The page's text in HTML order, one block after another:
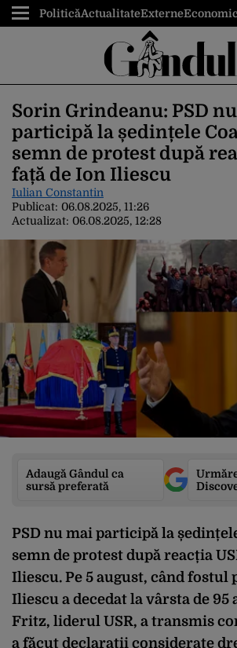
PoliticăActualitateExterneEconomic
Sorin Grindeanu: PSD
participă la ședințele
semn de protest după
față de Ion Iliescu
Iulian Constantin
Publicat: 06.08.2025, 11:26
Actualizat: 06.08.2025, 12:28
Adaugă Gândul ca
sursă preferată
PSD nu mai participă la
semn de protest după reacția
Iliescu. Pe 5 august, când fostul
Iliescu a decedat la vârsta de 95
Fritz, liderul USR, a transmis
a făcut declarații considerate